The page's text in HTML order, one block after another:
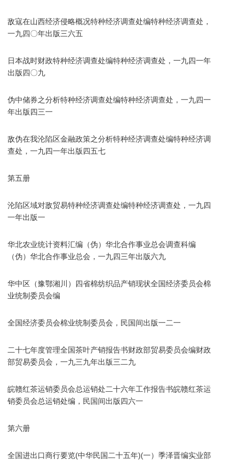
敌寇在山西经济侵略概况特种经济调查处编特种经济调查处，
一九四〇年出版三六五
日本战时财政特种经济调查处编特种经济调查处，一九四一年
出版四〇九
伪中储券之分析特种经济调查处编特种经济调查处，一九四一
年出版四三一
敌伪在我沦陷区金融政策之分析特种经济调查处编特种经济调
查处，一九四一年出版四五七
第五册
沦陷区域对敌贸易特种经济调查处编特种经济调查处，一九四
一年出版一
华北农业统计资料汇编（伪）华北合作事业总会调查科编
（伪）华北合作事业总会，一九四三年出版六九
华中区（豫鄂湘川）四省棉纺织品产销现状全国经济委员会棉
业统制委员会编
全国经济委员会棉业统制委员会，民国间出版一二一
二十七年度管理全国茶叶产销报告书财政部贸易委员会编财政
部贸易委员会，一九三九年出版三二九
皖赣红茶运销委员会总运销处二十六年工作报告书皖赣红茶运
销委员会总运销处编，民国间出版四六一
第六册
全国进出口商行要览(中华民国二十五年)(一）季泽晋编实业部